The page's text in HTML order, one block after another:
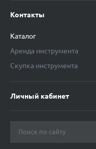
Контакты
Каталог
Аренда инструмента
Скупка инструмента
Личный кабинет